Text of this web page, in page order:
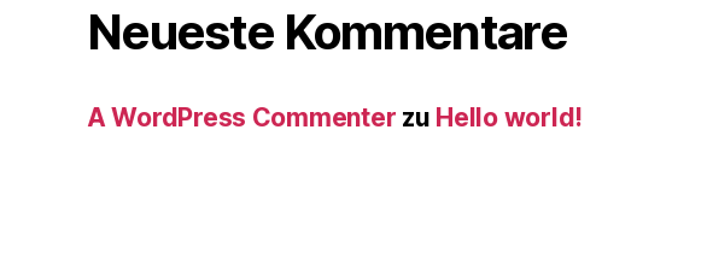
Neueste Kommentare
A WordPress Commenter zu Hello world!